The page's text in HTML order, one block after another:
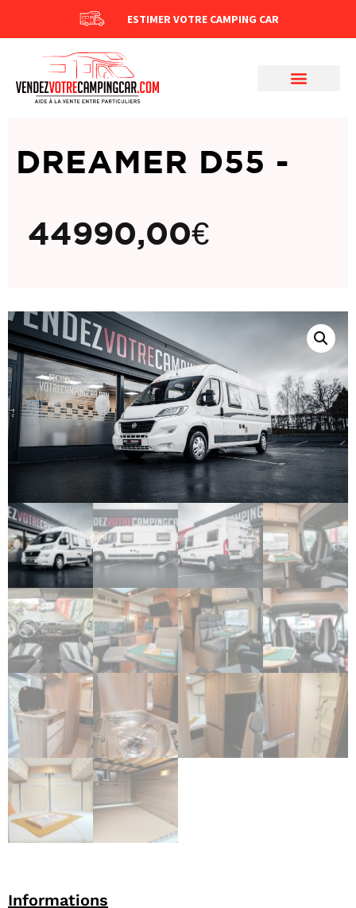
ESTIMER VOTRE CAMPING CAR
DREAMER D55 -
44990,00€
Informations